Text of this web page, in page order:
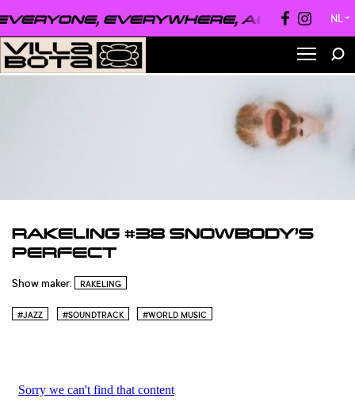
EVERYWHERE, ALWAYS ● NL ▼
RAKELING #38 SNOWBODY’S
PERFECT
Show maker: RAKELING
#JAZZ #SOUNDTRACK #WORLD MUSIC